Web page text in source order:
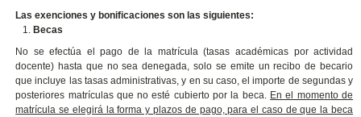
Las exenciones y bonificaciones son las siguientes:
Becas
No se efectúa el pago de la matrícula (tasas académicas por actividad
docente) hasta que no sea denegada, solo se emite un recibo de becario
que incluye las tasas administrativas, y en su caso, el importe de segundas y
posteriores matrículas que no esté cubierto por la beca. En el momento de
matrícula se elegirá la forma y plazos de pago, para el caso de que la beca